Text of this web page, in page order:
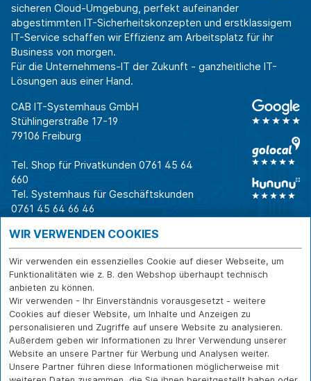
sicheren Cloud-Umgebung, perfekt aufeinander
abgestimmten IT-Sicherheitskonzepten und erstklassigem
IT-Service schaffen wir Effizienz am Arbeitsplatz für ihr
Business von morgen.
Für die Unternehmens-IT der Zukunft - ganzheitliche IT-
Lösungen aus einer Hand.
CAB IT-Systemhaus GmbH
Stühlingerstraße 17-19
79106 Freiburg
Tel. Shop für Privatkunden 0761 45 64
660
Tel. Systemhaus für Geschäftskunden
0761 45 64 66 46
Warum CAB
Für Business-
Entscheider
Für IT-Leiter
Für Privatkunden
Erfolgsgeschichte
n
Branchen
IT für
IT-Security
IT-Infrastruktur
Softwarelösungen
WLAN-Lösungen
IT-Beratung und
Service
Reparatur
Versand- und
Zahlarten
Rücksendung und
Widerruf
Über CAB Kontakt IMPRESSUM
WIR VERWENDEN COOKIES
Wir verwenden ein essenzielles Cookie auf dieser Webseite, um
Funktionalitäten wie z. B. den Webshop überhaupt technisch
anbieten zu können.
Wir verwenden - Ihr Einverständnis vorausgesetzt - weitere
Cookies auf dieser Website, um Inhalte und Anzeigen zu
personalisieren und Zugriffe auf unsere Website zu analysieren.
Außerdem geben wir Informationen zu Ihrer Verwendung unserer
Website an unsere Partner für Werbung und Analysen weiter.
Unsere Partner führen diese Informationen möglicherweise mit